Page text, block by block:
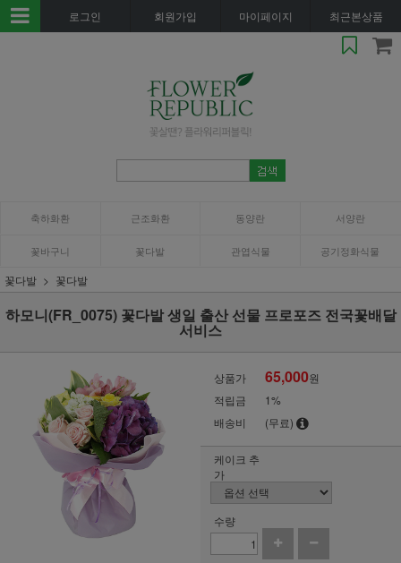
로그인 회원가입 마이페이지 최근본상품
축하화환 근조화환 동양란 서양란
꽃바구니 꽃다발 관엽식물 공기정화식물
꽃다발 꽃다발
하모니(FR_0075) 꽃다발 생일 출산 선물 프로포즈 전국꽃배달
서비스
상품가 65,000원
적립금
1%
배송비
(무료)
케이크 추
가
수량